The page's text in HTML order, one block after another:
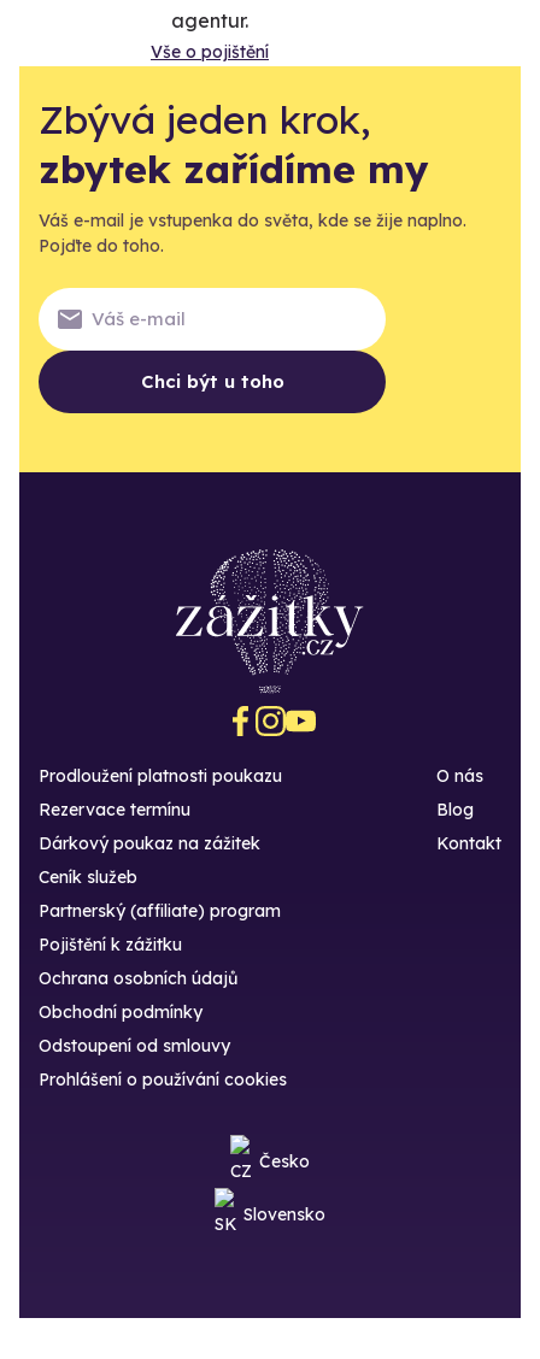
agentur.
Vše o pojištění
Zbývá jeden krok,
zbytek zařídíme my
Váš e-mail je vstupenka do světa, kde se žije naplno.
Pojďte do toho.
Chci být u toho
Prodloužení platnosti poukazu
Rezervace termínu
Dárkový poukaz na zážitek
O nás
Blog
Kontakt
Ceník služeb
Partnerský (affiliate) program
Pojištění k zážitku
Ochrana osobních údajů
Obchodní podmínky
Odstoupení od smlouvy
Prohlášení o používání cookies
Česko
Slovensko